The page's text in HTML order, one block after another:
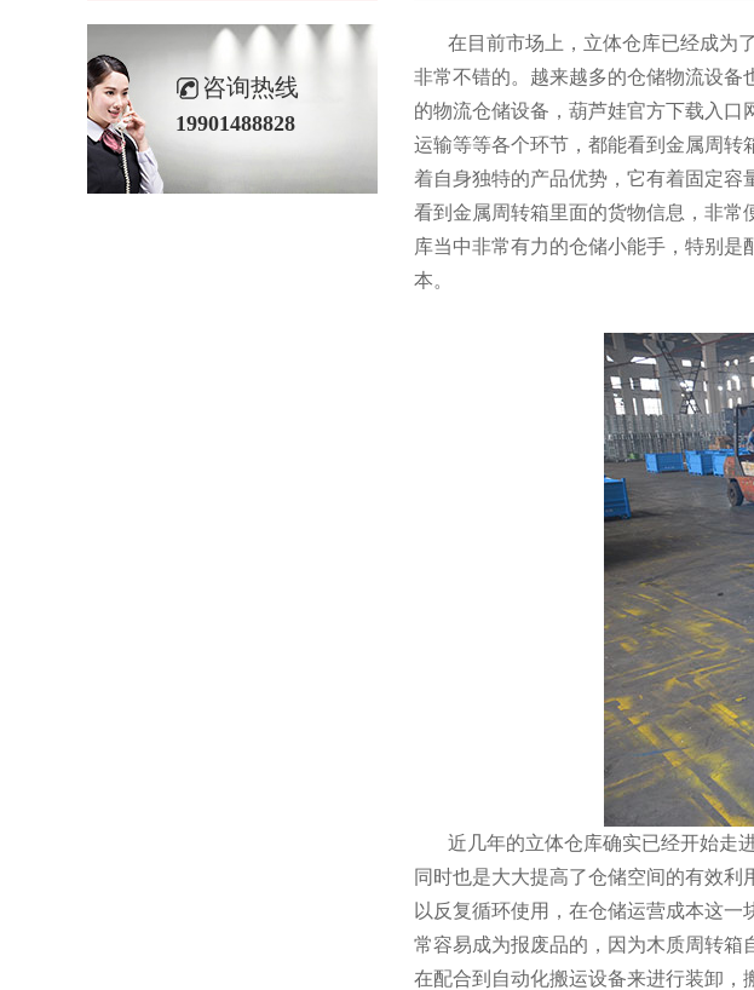
在目前市场上，立体仓库已经成为
非常不错的。越来越多的仓储物流设
的物流仓储设备，葫芦娃官方下载入
运输等等各个环节，都能看到金属
着自身独特的产品优势，它有着固定容量
看到金属周转箱里面的货物信息，非
库当中非常有力的仓储小能手，特别
本。
近几年的立体仓库确实已经开始走进了
同时也是大大提高了仓储空间的有效利用
以反复循环使用，在仓储运营成本这一
常容易成为报废品的，因为木质周转箱
在配合到自动化搬运设备来进行装卸，
咨询热线
19901488828